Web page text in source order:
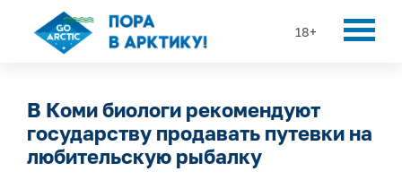
18+
В Коми биологи рекомендуют
государству продавать путевки на
любительскую рыбалку